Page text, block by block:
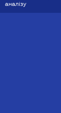
аналізу